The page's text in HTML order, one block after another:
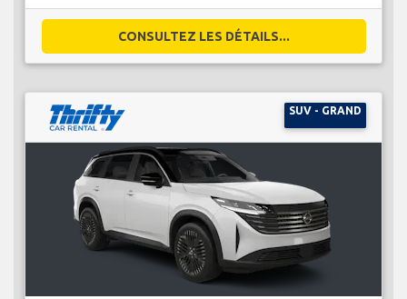
CONSULTEZ LES DÉTAILS...
SUV - GRAND